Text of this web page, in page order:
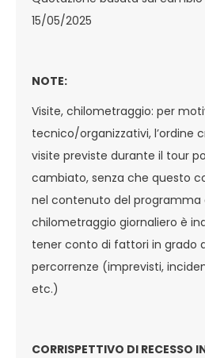
15/05/2025
NOTE:
Visite, chilometraggio: per
tecnico/organizzativi, l’ordine
visite previste durante il tour
cambiato, senza che questo
nel contenuto del programma
chilometraggio giornaliero è
tener conto di fattori in grado
percorrenze (imprevisti,
etc.)
CORRISPETTIVO DI RECESSO